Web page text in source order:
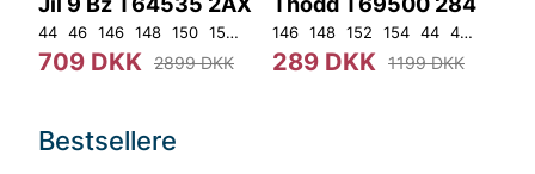
44 46 146 148 150 152 96 100 104 108
709 DKK 2899 DKK
146 148 152 154 44 46
289 DKK 1199 DKK
Bestsellere